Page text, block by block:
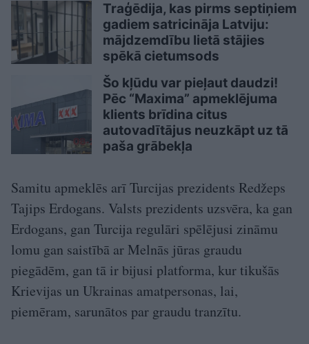
Traģēdija, kas pirms septiņiem
gadiem satricināja Latviju:
mājdzemdību lietā stājies
spēkā cietumsods
Šo kļūdu var pieļaut daudzi!
Pēc “Maxima” apmeklējuma
klients brīdina citus
autovadītājus neuzkāpt uz tā
paša grābekļa
Samitu apmeklēs arī Turcijas prezidents Redžeps
Tajips Erdogans. Valsts prezidents uzsvēra, ka gan
Erdogans, gan Turcija regulāri spēlējusi zināmu
lomu gan saistībā ar Melnās jūras graudu
piegādēm, gan tā ir bijusi platforma, kur tikušās
Krievijas un Ukrainas amatpersonas, lai,
piemēram, sarunātos par graudu tranzītu.